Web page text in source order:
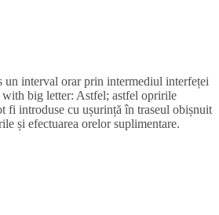
un interval orar prin intermediul interfeței
with big letter: Astfel; astfel opririle
fi introduse cu ușurință în traseul obișnuit
și efectuarea orelor suplimentare.